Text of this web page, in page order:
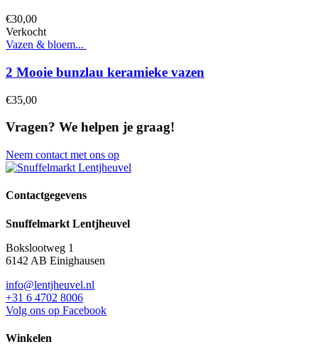
€30,00
Verkocht
Vazen & bloem...
2 Mooie bunzlau keramieke vazen
€35,00
Vragen? We helpen je graag!
Neem contact met ons op
Contactgegevens
Snuffelmarkt Lentjheuvel
Bokslootweg 1
6142 AB Einighausen
info@lentjheuvel.nl
+31 6 4702 8006
Volg ons op Facebook
Winkelen